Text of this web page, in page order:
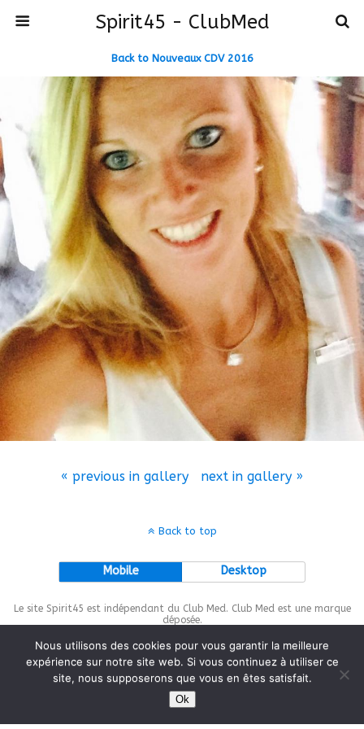
Spirit45 - ClubMed
Back to Nouveaux CDV 2016
« previous in gallery next in gallery »
Back to top
Mobile Desktop
Le site Spirit45 est indépendant du Club Med. Club Med est une marque
déposée.
This site is protected bywp-copyrightpro.com
Nous utilisons des cookies pour vous garantir la meilleure
expérience sur notre site web. Si vous continuez à utiliser ce
site, nous supposerons que vous en êtes satisfait.
Ok